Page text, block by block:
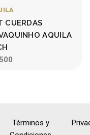
CUERDAS
AQUILA
Términos y